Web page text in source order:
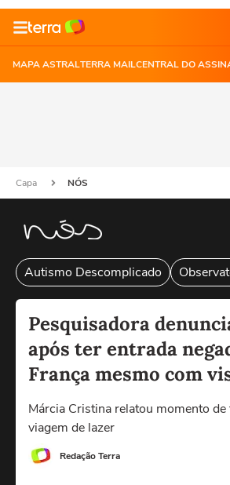
MAPA ASTRALTERRA MAILCENTRAL DO
Capa NÓS
Autismo Descomplicado
Pesquisadora
após ter entrada
França mesmo com
Márcia Cristina relatou momento de
viagem de lazer
Redação Terra